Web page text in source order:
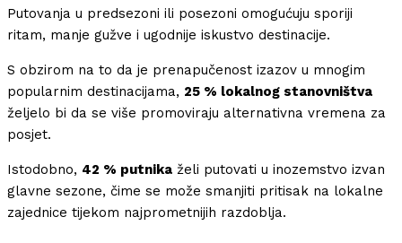
Putovanja u predsezoni ili posezoni omogućuju sporiji
ritam, manje gužve i ugodnije iskustvo destinacije.
S obzirom na to da je prenapučenost izazov u mnogim
popularnim destinacijama, 25 % lokalnog stanovništva
željelo bi da se više promoviraju alternativna vremena za
posjet.
Istodobno, 42 % putnika želi putovati u inozemstvo izvan
glavne sezone, čime se može smanjiti pritisak na lokalne
zajednice tijekom najprometnijih razdoblja.